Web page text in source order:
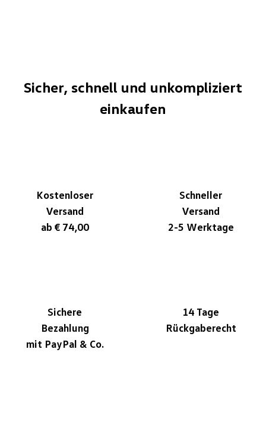
Sicher, schnell und unkompliziert
einkaufen
Kostenloser
Versand
ab € 74,00
Schneller
Versand
2-5 Werktage
Sichere
Bezahlung
mit PayPal & Co.
14 Tage
Rückgaberecht